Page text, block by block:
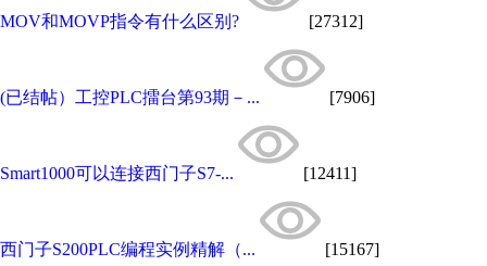
MOV和MOVP指令有什么区别? [27312]
(已结帖）工控PLC擂台第93期－... [7906]
Smart1000可以连接西门子S7-... [12411]
西门子S200PLC编程实例精解（... [15167]